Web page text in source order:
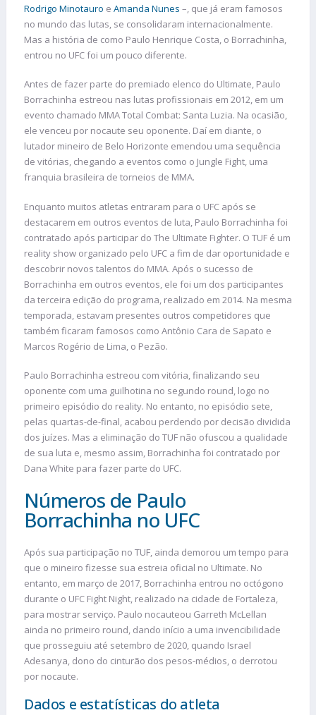
Rodrigo Minotauro e Amanda Nunes –, que já eram famosos
no mundo das lutas, se consolidaram internacionalmente.
Mas a história de como Paulo Henrique Costa, o Borrachinha,
entrou no UFC foi um pouco diferente.
Antes de fazer parte do premiado elenco do Ultimate, Paulo
Borrachinha estreou nas lutas profissionais em 2012, em um
evento chamado MMA Total Combat: Santa Luzia. Na ocasião,
ele venceu por nocaute seu oponente. Daí em diante, o
lutador mineiro de Belo Horizonte emendou uma sequência
de vitórias, chegando a eventos como o Jungle Fight, uma
franquia brasileira de torneios de MMA.
Enquanto muitos atletas entraram para o UFC após se
destacarem em outros eventos de luta, Paulo Borrachinha foi
contratado após participar do The Ultimate Fighter. O TUF é um
reality show organizado pelo UFC a fim de dar oportunidade e
descobrir novos talentos do MMA. Após o sucesso de
Borrachinha em outros eventos, ele foi um dos participantes
da terceira edição do programa, realizado em 2014. Na mesma
temporada, estavam presentes outros competidores que
também ficaram famosos como Antônio Cara de Sapato e
Marcos Rogério de Lima, o Pezão.
Paulo Borrachinha estreou com vitória, finalizando seu
oponente com uma guilhotina no segundo round, logo no
primeiro episódio do reality. No entanto, no episódio sete,
pelas quartas-de-final, acabou perdendo por decisão dividida
dos juízes. Mas a eliminação do TUF não ofuscou a qualidade
de sua luta e, mesmo assim, Borrachinha foi contratado por
Dana White para fazer parte do UFC.
Números de Paulo
Borrachinha no UFC
Após sua participação no TUF, ainda demorou um tempo para
que o mineiro fizesse sua estreia oficial no Ultimate. No
entanto, em março de 2017, Borrachinha entrou no octógono
durante o UFC Fight Night, realizado na cidade de Fortaleza,
para mostrar serviço. Paulo nocauteou Garreth McLellan
ainda no primeiro round, dando início a uma invencibilidade
que prosseguiu até setembro de 2020, quando Israel
Adesanya, dono do cinturão dos pesos-médios, o derrotou
por nocaute.
Dados e estatísticas do atleta